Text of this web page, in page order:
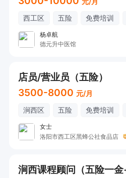
西工区 五险 免费培训
杨卓航
德元升中医馆
店员/营业员（五险）
3500-8000 元/月
涧西区 五险 免费培训
女士
洛阳市西工区黑蜂公社食品店
涧西课程顾问（五险一金